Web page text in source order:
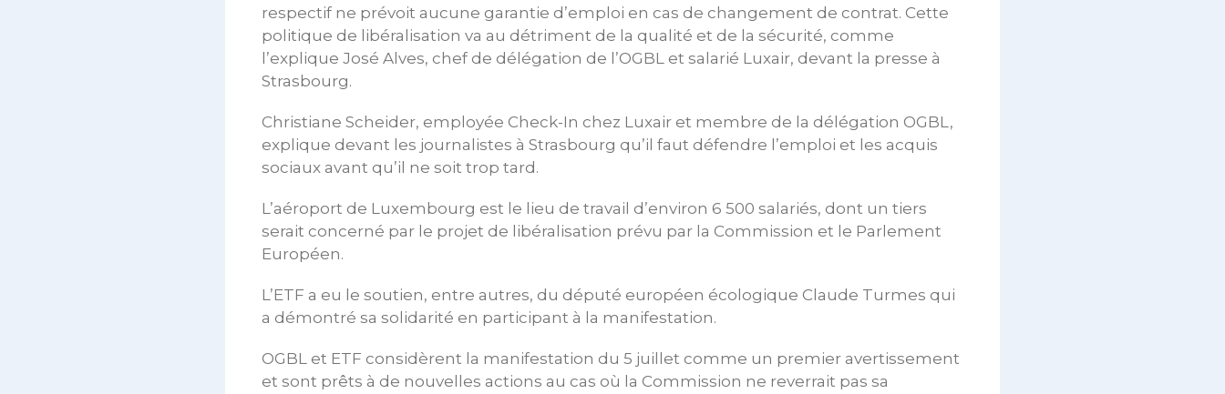
respectif ne prévoit aucune garantie d’emploi en cas de changement de contrat. Cette
politique de libéralisation va au détriment de la qualité et de la sécurité, comme
l’explique José Alves, chef de délégation de l’OGBL et salarié Luxair, devant la presse à
Strasbourg.
Christiane Scheider, employée Check-In chez Luxair et membre de la délégation OGBL,
explique devant les journalistes à Strasbourg qu’il faut défendre l’emploi et les acquis
sociaux avant qu’il ne soit trop tard.
L’aéroport de Luxembourg est le lieu de travail d’environ 6 500 salariés, dont un tiers
serait concerné par le projet de libéralisation prévu par la Commission et le Parlement
Européen.
L’ETF a eu le soutien, entre autres, du député européen écologique Claude Turmes qui
a démontré sa solidarité en participant à la manifestation.
OGBL et ETF considèrent la manifestation du 5 juillet comme un premier avertissement
et sont prêts à de nouvelles actions au cas où la Commission ne reverrait pas sa